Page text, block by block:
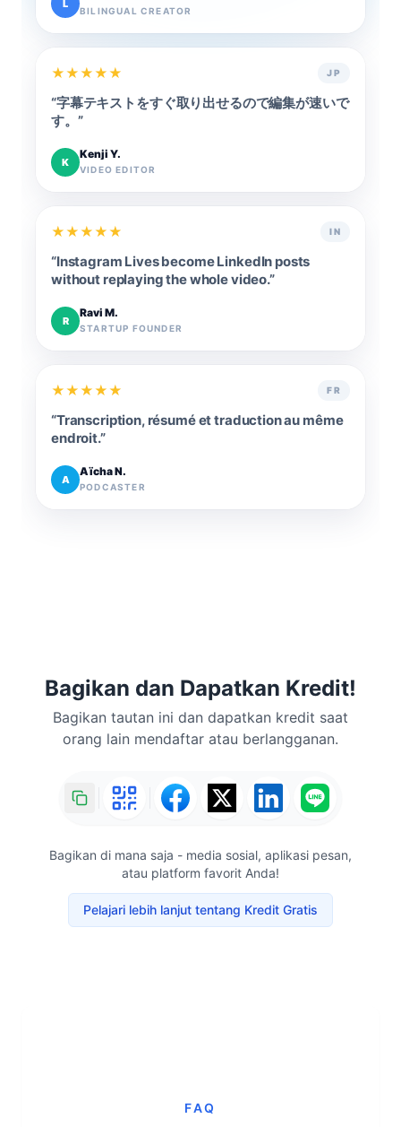
L
BILINGUAL CREATOR
★★★★★ JP
“字幕テキストをすぐ取り出せるので編集が速いで
す。 ”
K
Kenji Y.
VIDEO EDITOR
★★★★★ IN
“Instagram Lives become LinkedIn posts
without replaying the whole video.”
R
Ravi M.
STARTUP FOUNDER
★★★★★ FR
“Transcription, résumé et traduction au même
endroit.”
A
Aïcha N.
PODCASTER
Bagikan dan Dapatkan Kredit!
Bagikan tautan ini dan dapatkan kredit saat
orang lain mendaftar atau berlangganan.
Bagikan di mana saja - media sosial, aplikasi pesan,
atau platform favorit Anda!
Pelajari lebih lanjut tentang Kredit Gratis
FAQ